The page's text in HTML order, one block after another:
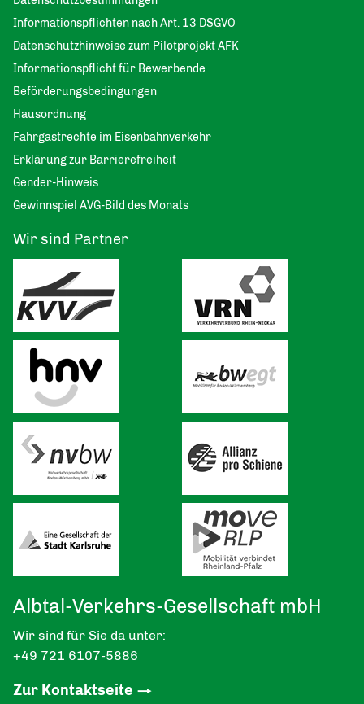
Informationspflichten nach Art. 13 DSGVO
Datenschutzhinweise zum Pilotprojekt AFK
Informationspflicht für Bewerbende
Beförderungsbedingungen
Hausordnung
Fahrgastrechte im Eisenbahnverkehr
Erklärung zur Barrierefreiheit
Gender-Hinweis
Gewinnspiel AVG-Bild des Monats
Wir sind Partner
Albtal-Verkehrs-Gesellschaft mbH
Wir sind für Sie da unter:
+49 721 6107-5886
Zur Kontaktseite